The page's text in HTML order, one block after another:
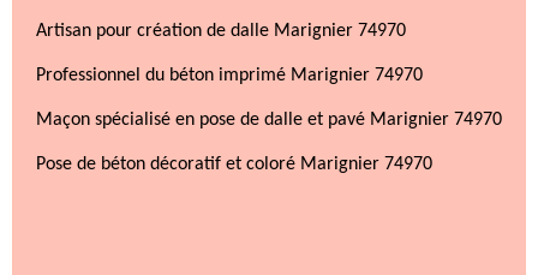
Artisan pour création de dalle Marignier 74970
Professionnel du béton imprimé Marignier 74970
Maçon spécialisé en pose de dalle et pavé Marignier 74970
Pose de béton décoratif et coloré Marignier 74970